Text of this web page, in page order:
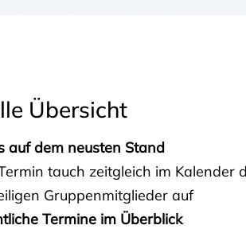
Übersicht
auf dem neusten Stand
tauch zeitgleich im Kalender
Gruppenmitglieder auf
Termine im Überblick